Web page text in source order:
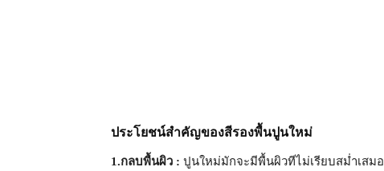
ประโยชน์สำคัญของสีรองพื้นปูนใหม่
1.กลบพื้นผิว : ปูนใหม่มักจะมีพื้นผิวทีไม่เรียบสม่ำเสม